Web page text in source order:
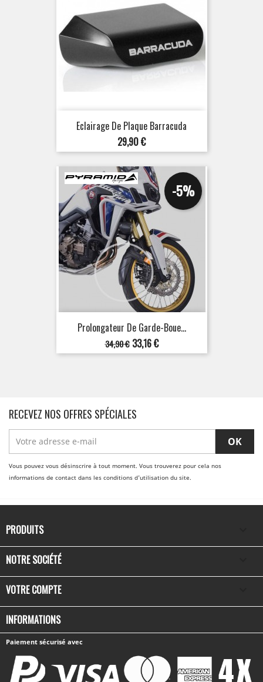
Eclairage De Plaque Barracuda
Prix
29,90 €
Prolongateur De Garde-Boue...
Prix
de
34,90 €
-5%
Prix
33,16 €
RECEVEZ NOS OFFRES SPÉCIALES
Vous pouvez vous désinscrire à tout moment. Vous trouverez pour cela nos
informations de contact dans les conditions d'utilisation du site.
PRODUITS
NOTRE SOCIÉTÉ
VOTRE COMPTE
INFORMATIONS
Paiement sécurisé avec